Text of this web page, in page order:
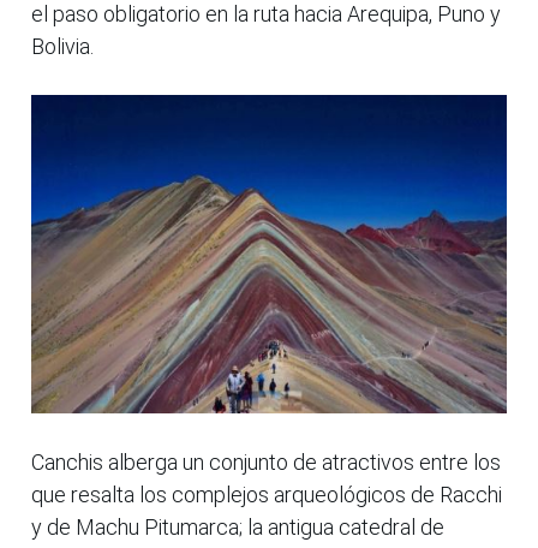
el paso obligatorio en la ruta hacia Arequipa, Puno y
Bolivia.
Canchis alberga un conjunto de atractivos entre los
que resalta los complejos arqueológicos de Racchi
y de Machu Pitumarca; la antigua catedral de